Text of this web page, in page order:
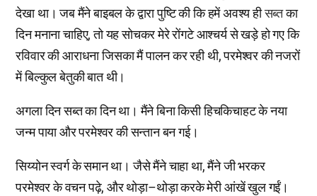
देखा था। जब मैंने बाइबल के द्वारा पुष्टि की कि हमें अवश्य हीसब्तका
दिन मनाना चाहिए, तो यह सोचकर मेरे रोंगटे आश्चर्य से खड़े हो गए कि
रविवार की आराधना जिसका मैं पालन कर रही थी, परमेश्वर की नजरों
में बिल्कुल बेतुकी बात थी।
अगला दिन सब्त का दिन था। मैंने बिना किसी हिचकिचाहट के नया
जन्म पाया और परमेश्वर की सन्तान बन गई।
सिय्योन स्वर्ग के समान था। जैसे मैंने चाहा था, मैंने जी भरकर
परमेश्वर के वचन पढ़े, और थोड़ा–थोड़ा करके मेरी आंखें खुल गईं।